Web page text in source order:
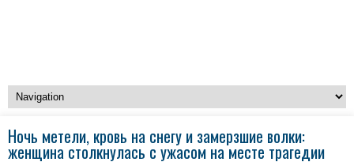
Ночь метели, кровь на снегу и замерзшие волки:
женщина столкнулась с ужасом на месте трагедии